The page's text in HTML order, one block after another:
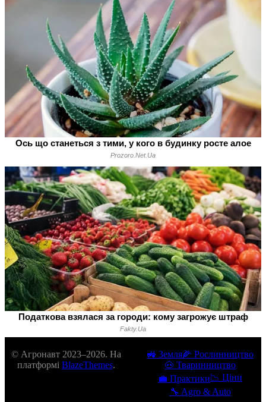
© Агронавт 2023–2026. На
платформі BlazeThemes.
🚜 Земля🌽 Рослинництво
🐽 Тваринництво
💼 Практики📉 Ціни
🔧 Agro & Auto